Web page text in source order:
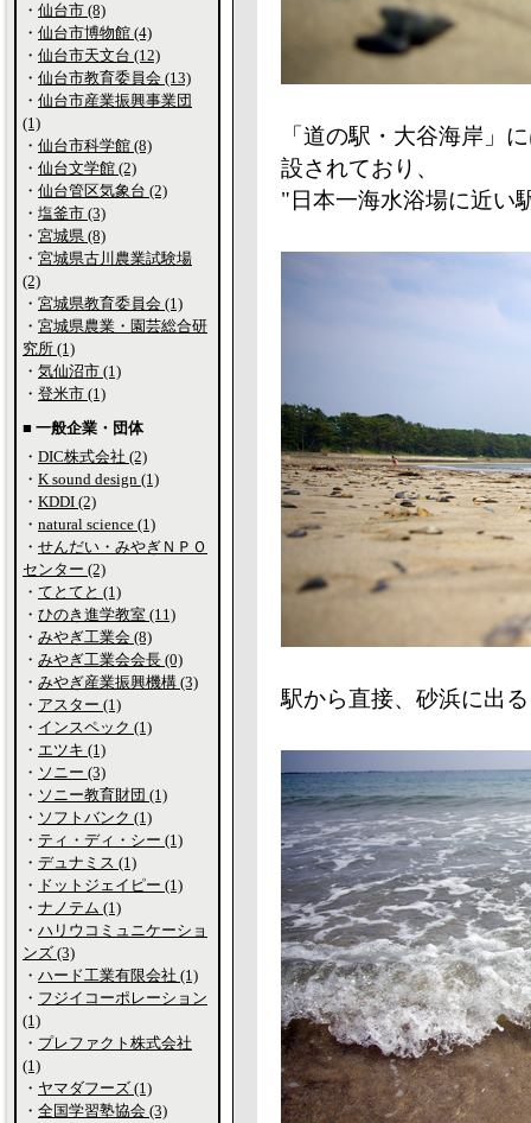
「道の駅・大谷海岸」
設されており、
"日本一海水浴場に近い
駅から直接、砂浜に出
・ 仙台市 (8)
・ 仙台市博物館 (4)
・ 仙台市天文台 (12)
・ 仙台市教育委員会 (13)
・ 仙台市産業振興事業団
(1)
・ 仙台市科学館 (8)
・ 仙台文学館 (2)
・ 仙台管区気象台 (2)
・ 塩釜市 (3)
・ 宮城県 (8)
・ 宮城県古川農業試験場
(2)
・ 宮城県教育委員会 (1)
・ 宮城県農業・園芸総合研
究所 (1)
・ 気仙沼市 (1)
・ 登米市 (1)
■ 一般企業・団体
・ DIC株式会社 (2)
・ K sound design (1)
・ KDDI (2)
・ natural science (1)
・ せんだい・みやぎＮＰＯ
センター (2)
・ てとてと (1)
・ ひのき進学教室 (11)
・ みやぎ工業会 (8)
・ みやぎ工業会会長 (0)
・ みやぎ産業振興機構 (3)
・ アスター (1)
・ インスペック (1)
・ エツキ (1)
・ ソニー (3)
・ ソニー教育財団 (1)
・ ソフトバンク (1)
・ ティ・ディ・シー (1)
・ デュナミス (1)
・ ドットジェイピー (1)
・ ナノテム (1)
・ ハリウコミュニケーショ
ンズ (3)
・ ハード工業有限会社 (1)
・ フジイコーポレーション
(1)
・ プレファクト株式会社
(1)
・ ヤマダフーズ (1)
・ 全国学習塾協会 (3)